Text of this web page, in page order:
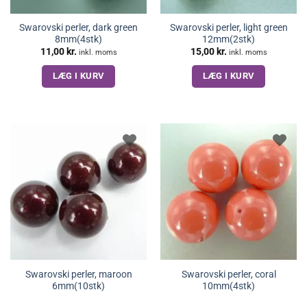
Swarovski perler, dark green
8mm(4stk)
11,00 kr. inkl. moms
LÆG I KURV
Swarovski perler, light green
12mm(2stk)
15,00 kr. inkl. moms
LÆG I KURV
Swarovski perler, maroon
6mm(10stk)
Swarovski perler, coral
10mm(4stk)